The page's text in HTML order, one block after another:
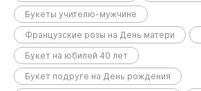
Букеты учителю-мужчине
Французские розы на День матери
Букет на юбилей 40 лет
Букет подруге на День рождения